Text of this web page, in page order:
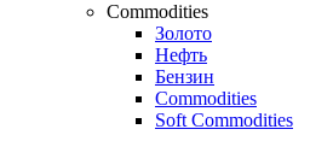
Commodities
Золото
Нефть
Бензин
Commodities
Soft Commodities